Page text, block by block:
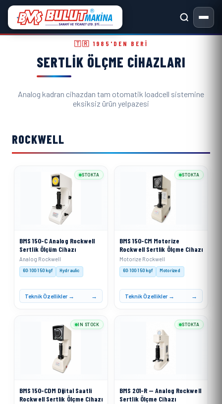
Sertlik Ölçme Cihazları ve
🇹🇷 1985'DEN BERI
SERTLIK ÖLÇME CIHAZLARI
Analog kadran cihazdan tam otomatik loadcell sistemine
eksiksiz ürün yelpazesi
ROCKWELL
BMS 150-C Analog Rockwell
Sertlik Ölçüm Cihazı
Analog Rockwell
60·100·150 kgf Hydraulic
Teknik Özellikler →
STOKTA
BMS 150-CM Motorize
Rockwell Sertlik Ölçme Cihazı
Motorize Rockwell
60·100·150 kgf Motorized
Teknik Özellikler →
STOKTA
BMS 150-CDM Dijital Saatli
Rockwell Sertlik Ölçme Cihazı
IN STOCK
BMS 201-R — Analog Rockwell
Sertlik Ölçme Cihazı
STOKTA